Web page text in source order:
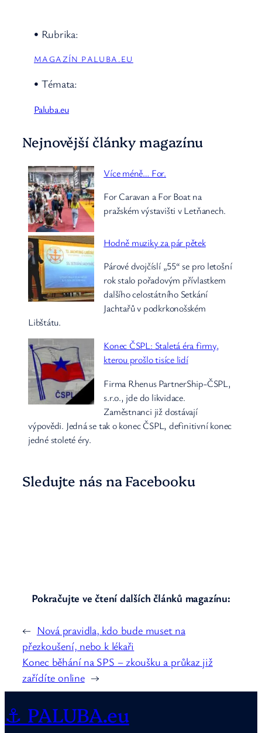
• Rubrika:
MAGAZÍN PALUBA.EU
• Témata:
Paluba.eu
Nejnovější články magazínu
Více méně… For.
For Caravan a For Boat na
pražském výstavišti v Letňanech.
Hodně muziky za pár pětek
Párové dvojčíslí „55“ se pro letošní
rok stalo pořadovým přívlastkem
dalšího celostátního Setkání
Jachtařů v podkrkonošském
Libštátu.
Konec ČSPL: Staletá éra firmy,
kterou prošlo tisíce lidí
Firma Rhenus PartnerShip-ČSPL,
s.r.o., jde do likvidace.
Zaměstnanci již dostávají
výpovědi. Jedná se tak o konec ČSPL, definitivní konec
jedné stoleté éry.
Sledujte nás na Facebooku
Pokračujte ve čtení dalších článků magazínu:
← Nová pravidla, kdo bude muset na
přezkoušení, nebo k lékaři
Konec běhání na SPS – zkoušku a průkaz již
zařídíte online →
⚓ PALUBA.eu